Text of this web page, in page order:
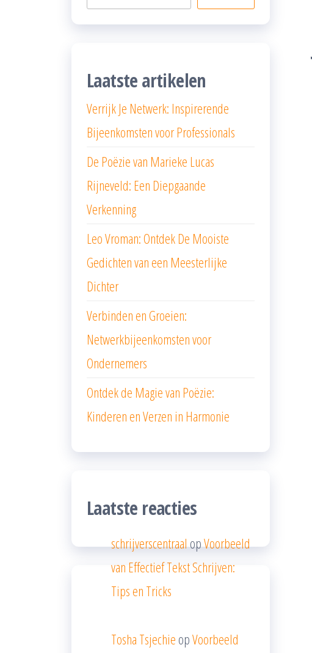
Laatste artikelen
Verrijk Je Netwerk: Inspirerende
Bijeenkomsten voor Professionals
De Poëzie van Marieke Lucas
Rijneveld: Een Diepgaande
Verkenning
Leo Vroman: Ontdek De Mooiste
Gedichten van een Meesterlijke
Dichter
Verbinden en Groeien:
Netwerkbijeenkomsten voor
Ondernemers
Ontdek de Magie van Poëzie:
Kinderen en Verzen in Harmonie
Laatste reacties
schrijverscentraalopVoorbeeld
van Effectief Tekst Schrijven:
Tips en Tricks
Tosha Tsjechie opVoorbeeld